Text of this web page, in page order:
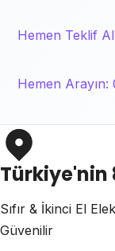
Hemen Teklif Al
Hemen
Türkiye'nin
Sıfır & İkinci El
Güvenilir